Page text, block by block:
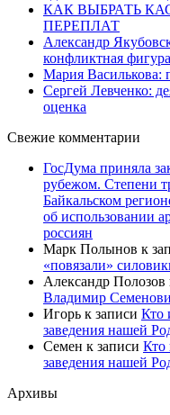
КАК ВЫБРАТЬ
ПЕРЕПЛАТ
Александр
конфликтная
Мария Василькова:
Сергей Левченко:
оценка
Свежие комментарии
ГосДума приняла
рубежом. Степени
Байкальском
об использовании
россиян
Марк Полынов к
«повязали»
Александр Полозов
Владимир
Игорь к записи Кто
заведения нашей
Семен к записи Кто
заведения нашей
Архивы